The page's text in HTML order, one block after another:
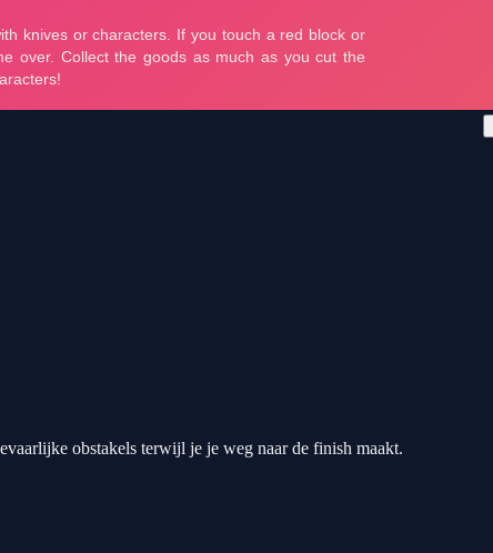
obstakels terwijl je je weg naar de finish maakt.